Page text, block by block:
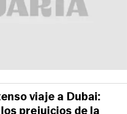
viaje a Dubai:
prejuicios de la